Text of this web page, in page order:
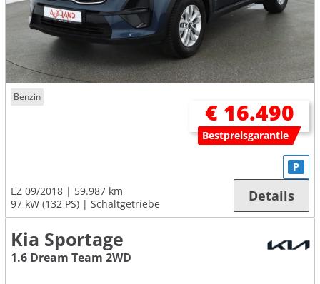
Benzin
€ 16.490
Bestpreisgarantie
EZ 09/2018
59.987 km
97 kW (132 PS)
Schaltgetriebe
P
Details
Kia Sportage
1.6 Dream Team 2WD